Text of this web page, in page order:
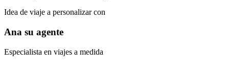
Idea de viaje a personalizar con
Ana su agente
Especialista en viajes a medida